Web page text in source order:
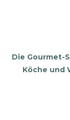
Die Gourmet-
Köche und